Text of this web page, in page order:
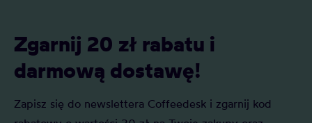
Zgarnij 20 zł rabatu i
darmową dostawę!
Zapisz się do newslettera Coffeedesk i zgarnij kod